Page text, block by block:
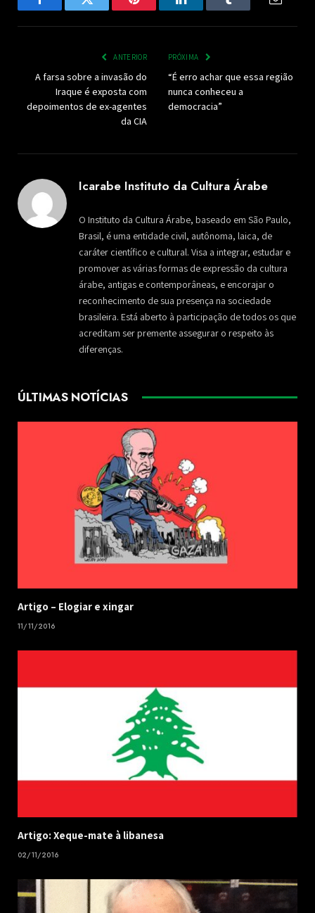
FacebookTwitter Pinterest LinkedInTumblr
ANTERIOR
A farsa sobre a invasão do
Iraque é exposta com
depoimentos de ex-agentes
da CIA
PRÓXIMA
“É erro achar que essa região
nunca conheceu a
democracia”
Icarabe Instituto da Cultura Árabe
O Instituto da Cultura Árabe, baseado em São Paulo,
Brasil, é uma entidade civil, autônoma, laica, de
caráter científico e cultural. Visa a integrar, estudar e
promover as várias formas de expressão da cultura
árabe, antigas e contemporâneas, e encorajar o
reconhecimento de sua presença na sociedade
brasileira. Está aberto à participação de todos os que
acreditam ser premente assegurar o respeito às
diferenças.
ÚLTIMAS NOTÍCIAS
​Artigo – ​Elogiar e xingar
11/11/2016
Artigo: Xeque-mate à libanesa
02/11/2016